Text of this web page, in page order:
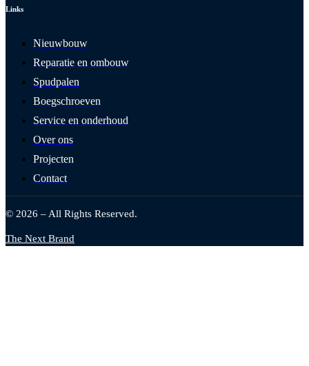
Links
Nieuwbouw
Reparatie en ombouw
Spudpalen
Boegschroeven
Service en onderhoud
Over ons
Projecten
Contact
© 2026 – All Rights Reserved.
The Next Brand